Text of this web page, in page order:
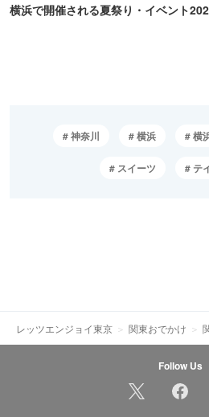
横浜で開催される夏祭り・イベント
神奈川 横浜 横
スイーツ テ
レッツエンジョイ東京 関東おでかけ
Follow Us